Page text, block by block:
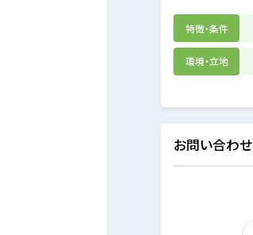
特徴・条件
環境・立地
お問い合わせ